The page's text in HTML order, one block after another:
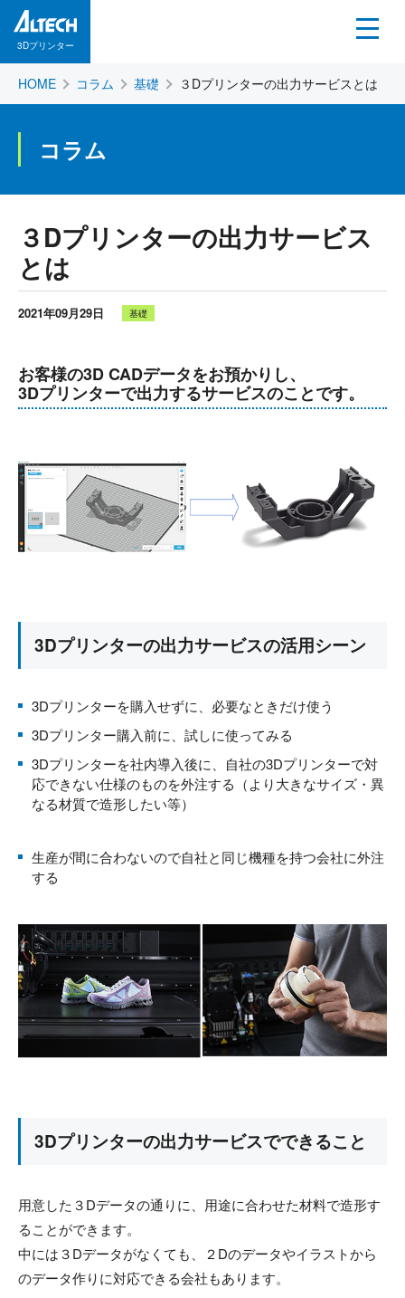
3Dプリンター
HOME コラム 基礎 ３Dプリンターの出力サービスとは
コラム
３Dプリンターの出力サービス
とは
2021年09月29日 基礎
お客様の3D CADデータをお預かりし、
3Dプリンターで出力するサービスのことです。
3Dプリンターの出力サービスの活用シーン
3Dプリンターを購入せずに、必要なときだけ使う
3Dプリンター購入前に、試しに使ってみる
3Dプリンターを社内導入後に、自社の3Dプリンターで対
応できない仕様のものを外注する（より大きなサイズ・異
なる材質で造形したい等）
生産が間に合わないので自社と同じ機種を持つ会社に外注
する
3Dプリンターの出力サービスでできること
用意した３Dデータの通りに、用途に合わせた材料で造形す
ることができます。
中には３Dデータがなくても、２Dのデータやイラストから
のデータ作りに対応できる会社もあります。